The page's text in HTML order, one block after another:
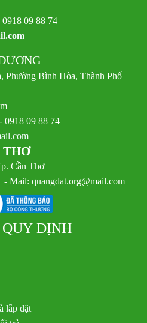
09 88 74
Bình Hòa, Thành Phố
0918 09 88 74
THƠ
Cần Thơ
Mail: quangdat.org@mail.com
QUY ĐỊNH
lắp đặt